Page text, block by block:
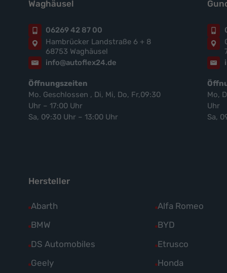
Waghäusel
06269 42 87 00
Hambrücker Landstraße 6 + 8
68753 Waghäusel
info@autoflex24.de
Öffnungszeiten
Mo. Geschlossen , Di, Mi, Do, Fr,09:30
Uhr – 17:00 Uhr
Sa, 09:30 Uhr – 13:00 Uhr
Mo,
Uhr
Sa,
Hersteller
Abarth
Alle
Fahrzeuge
Abarth
anzeigen
Alfa Romeo
Alle
Fahrzeuge
Alfa
Romeo
BMW
Alle
Fahrzeuge
BMW
BYD
Alle
Fahrzeuge
BYD
DS Automobiles
Alle
Fahrzeuge
Etrusco
Alle
Fahrzeuge
Geely
Alle
Honda
Alle